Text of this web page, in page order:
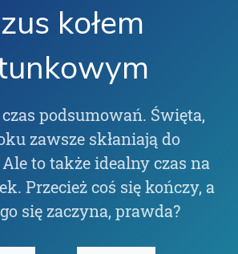
kołem
podsumowań. Święta,
zawsze skłaniają do
to także idealny czas na
Przecież coś się kończy, a
się zaczyna, prawda?